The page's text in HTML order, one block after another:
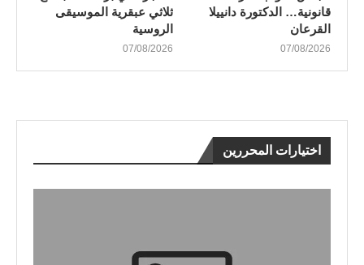
قانونية… الدكتورة دانييلا
القرعان
07/08/2026
ثلاثي عبقرية الموسيقى
الروسية
07/08/2026
اختيارات المحررين